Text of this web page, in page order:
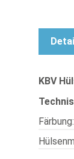
KBV
Färbung: